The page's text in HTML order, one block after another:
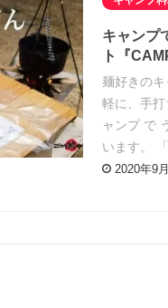
キャンプ
ト『
麺好きの
軽に、手
ャンプ で
います。
2020年9